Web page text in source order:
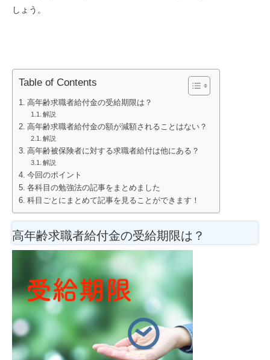
しょう。
Table of Contents
高年齢求職者給付金の受給期限は？
解説
高年齢求職者給付金の額が減額されることはない？
解説
高年齢被保険者に対する求職者給付は他にある？
解説
今回のポイント
各科目の勉強法の記事をまとめました
科目ごとにまとめて記事を見ることができます！
高年齢求職者給付金の受給期限は？